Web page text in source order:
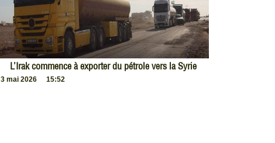
L’Irak commence à exporter du pétrole vers la Syrie
3 mai 2026 15:52